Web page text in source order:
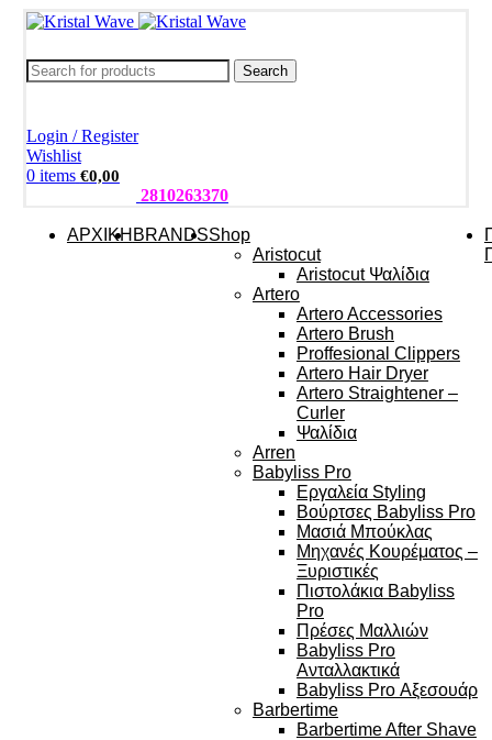
Search
Login / Register
Wishlist
0 items €0,00
2810263370
ΑΡΧΙΚΗ BRANDSShop
Aristocut
Aristocut Ψαλίδια
Artero
Artero Accessories
Artero Brush
Proffesional Clippers
Artero Hair Dryer
Artero Straightener –
Curler
Ψαλίδια
Arren
Babyliss Pro
Εργαλεία Styling
Βούρτσες Babyliss Pro
Μασιά Μπούκλας
Μηχανές Κουρέματος –
Ξυριστικές
Πιστολάκια Babyliss
Pro
Πρέσες Μαλλιών
Babyliss Pro
Ανταλλακτικά
Babyliss Pro Αξεσουάρ
Barbertime
Barbertime After Shave